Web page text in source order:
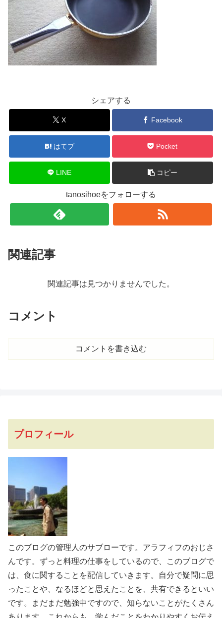
シェアする
X Facebook
はてブ Pocket
LINE コピー
tanosihoeをフォローする
関連記事
関連記事は見つかりませんでした。
コメント
コメントを書き込む
プロフィール
このブログの管理人のサブローです。アラフィフのおじさ
んです。ずっと料理の仕事をしているので、このブログで
は、食に関することを配信していきます。自分で疑問に思
ったことや、なるほどと思えたことを、共有できるといい
です。まだまだ勉強中ですので、知らないことがたくさん